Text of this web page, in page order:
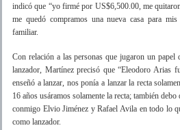
indicó que “yo firmé por US$6,500.00, me
me quedó compramos una nueva casa para
familiar.
Con relación a las personas que jugaron un papel
lanzador, Martínez precisó que “Eleodoro Arias
enseñó a lanzar, nos ponía a lanzar la recta
16 años usáramos solamente la recta; también
conmigo Elvio Jiménez y Rafael Avila en todo lo
como lanzador.